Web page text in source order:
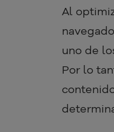
Al
uno de
Por lo